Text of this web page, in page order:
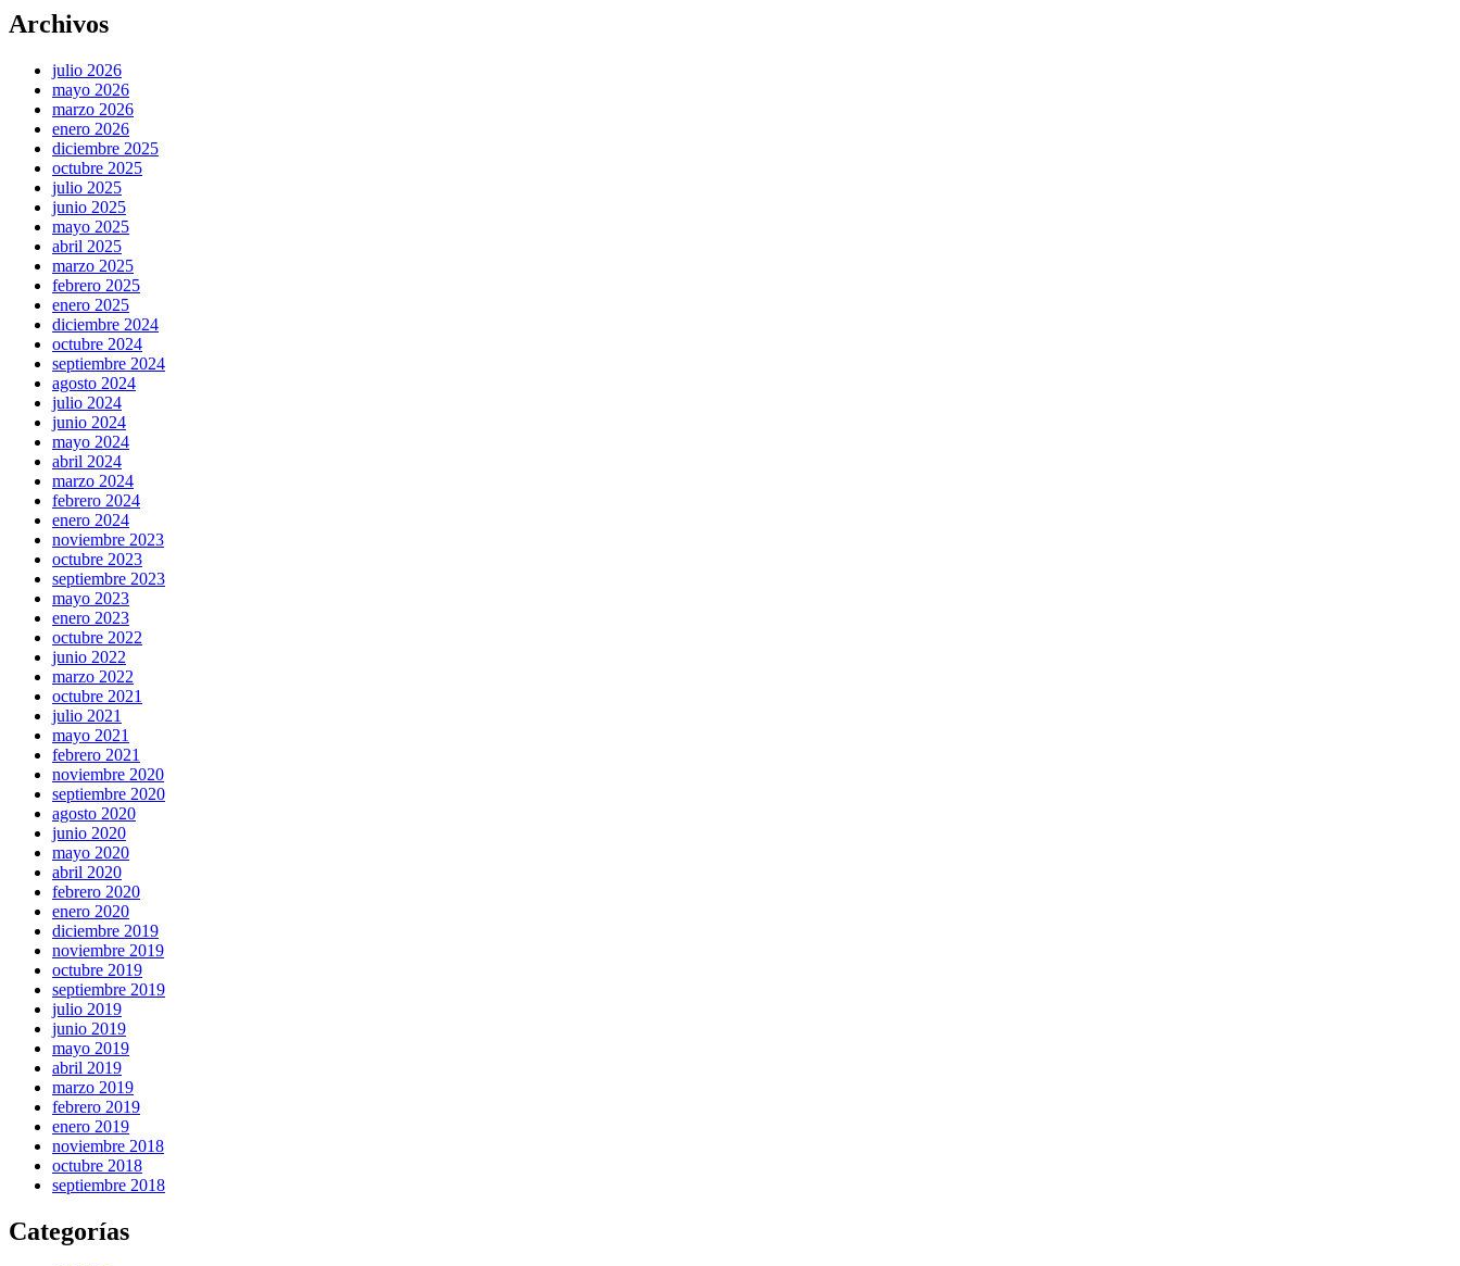
Archivos
julio 2026
mayo 2026
marzo 2026
enero 2026
diciembre 2025
octubre 2025
julio 2025
junio 2025
mayo 2025
abril 2025
marzo 2025
febrero 2025
enero 2025
diciembre 2024
octubre 2024
septiembre 2024
agosto 2024
julio 2024
junio 2024
mayo 2024
abril 2024
marzo 2024
febrero 2024
enero 2024
noviembre 2023
octubre 2023
septiembre 2023
mayo 2023
enero 2023
octubre 2022
junio 2022
marzo 2022
octubre 2021
julio 2021
mayo 2021
febrero 2021
noviembre 2020
septiembre 2020
agosto 2020
junio 2020
mayo 2020
abril 2020
febrero 2020
enero 2020
diciembre 2019
noviembre 2019
octubre 2019
septiembre 2019
julio 2019
junio 2019
mayo 2019
abril 2019
marzo 2019
febrero 2019
enero 2019
noviembre 2018
octubre 2018
septiembre 2018
Categorías